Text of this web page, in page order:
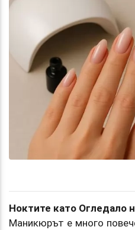
Ноктите като Огледало
Маникюрът е много